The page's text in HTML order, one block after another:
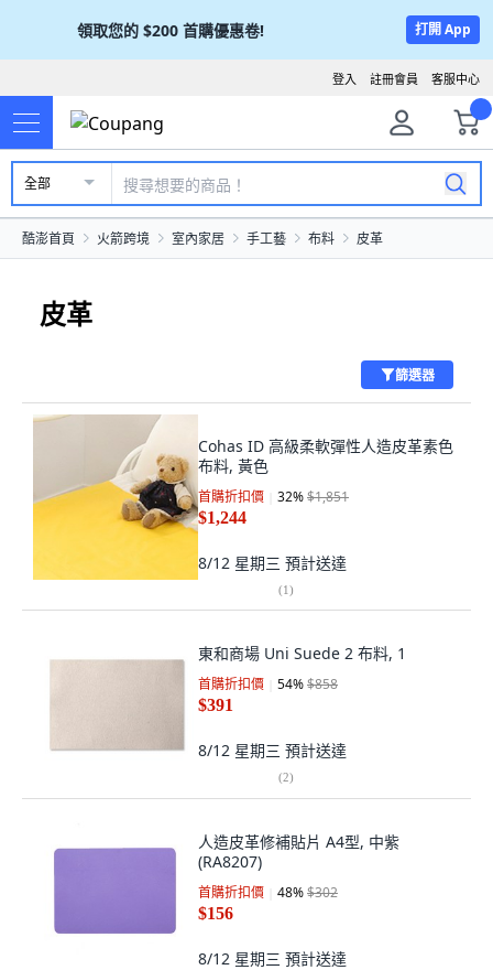
領取您的 $200 首購優惠卷! 打開 App
客服中心
註冊會員
登入
全部
酷澎首頁 火箭跨境 室內家居 手工藝 布料 皮革
皮革
篩選器
Cohas ID 高級柔軟彈性人造皮革素色
布料, 黃色
首購折扣價 32%$1,851
$1,244
8/12 星期三 預計送達
(1)
東和商場 Uni Suede 2 布料, 1
首購折扣價 54%$858
$391
8/12 星期三 預計送達
(2)
人造皮革修補貼片 A4型, 中紫
(RA8207)
首購折扣價 48%$302
$156
8/12 星期三 預計送達